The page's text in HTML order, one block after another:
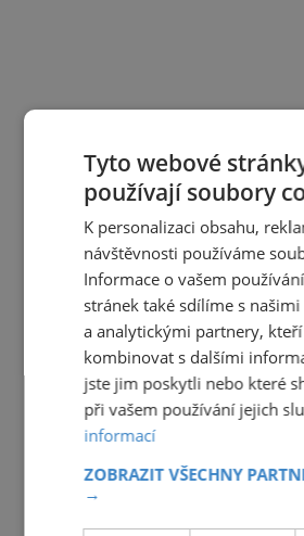
Tyto webové
používají soubory
K personalizaci obsahu,
návštěvnosti používáme
Informace o vašem
stránek také sdílíme s
a analytickými partnery,
kombinovat s dalšími
jste jim poskytli nebo které
při vašem používání jejich
informací
ZOBRAZIT VŠECHNY
→